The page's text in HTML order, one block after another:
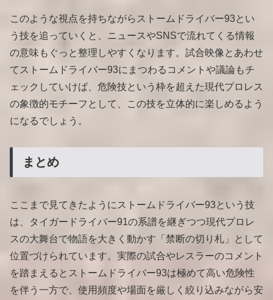
このような視点を持ちながらストームドライバー93とい
う技を追っていくと、ニュースやSNSで流れてくる情報
の意味もぐっと整理しやすくなります。試合映像とあわせ
てストームドライバー93にまつわるコメントや議論もチ
ェックしていけば、危険技という枠を超えた現代プロレス
の象徴的モチーフとして、この技を立体的に楽しめるよう
になるでしょう。
まとめ
ここまで見てきたようにストームドライバー93という技
は、タイガードライバー91の系譜を継ぎつつ現代プロレ
スの大舞台で物語を大きく動かす「禁断の切り札」として
位置づけられています。実際の試合やレスラーのコメント
を踏まえるとストームドライバー93は極めて高い危険性
を伴う一方で、使用頻度や場面を厳しく絞り込みながら安